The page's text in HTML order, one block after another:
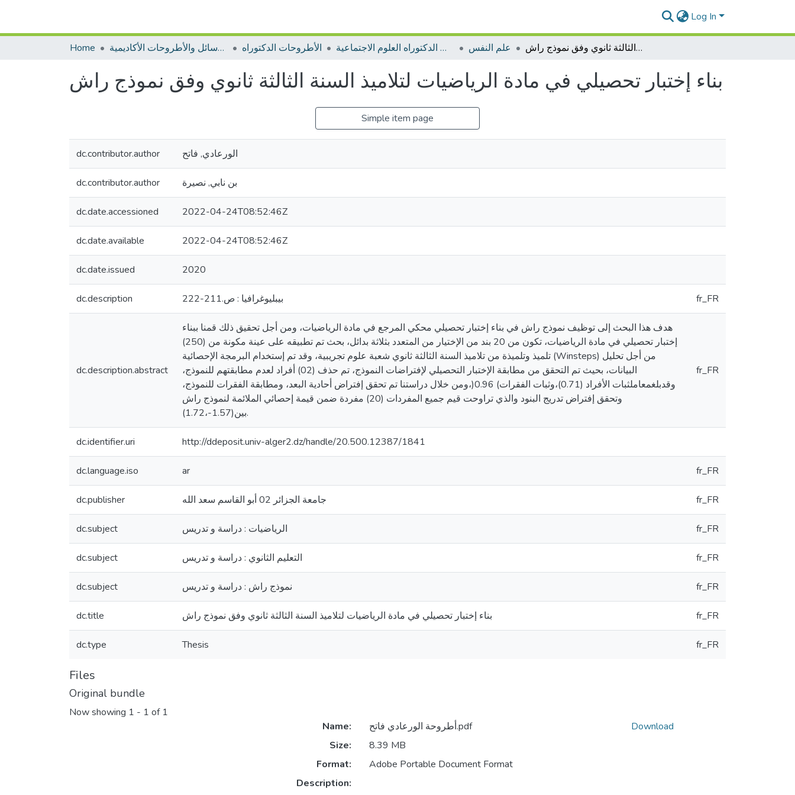
Log In
Home الرسائل والأطروحات الأكاديمية الأطروحات الدكتوراه الأطروحات الدكتوراه العلوم الاجتماعية علم النفس بناء إختبار تحصيلي في مادة الرياضيات لتلاميذ السنة الثالثة ثانوي وفق نموذج راش
بناء إختبار تحصيلي في مادة الرياضيات لتلاميذ السنة الثالثة ثانوي وفق نموذج راش
Simple item page
dc.contributor.author الورعادي, فاتح
dc.contributor.author بن نابي, نصيرة
dc.date.accessioned 2022-04-24T08:52:46Z
dc.date.available 2022-04-24T08:52:46Z
dc.date.issued 2020
dc.description بيبليوغرافيا : ص.211-222 fr_FR
dc.description.abstract
هدف هذا البحث إلى توظيف نموذج راش في بناء إختبار تحصيلي محكي المرجع في مادة الرياضيات، ومن أجل تحقيق ذلك قمنا ببناء
إختبار تحصيلي في مادة الرياضيات، تكون من 20 بند من الإختيار من المتعدد بثلاثة بدائل، بحث تم تطبيقه على عينة مكونة من (250)
تلميذ وتلميذة من تلاميذ السنة الثالثة ثانوي شعبة علوم تجريبية، وقد تم إستخدام البرمجة الإحصائية (Winsteps) من أجل تحليل
البيانات، بحيث تم التحقق من مطابقة الإختبار التحصيلي لإفتراضات النموذج، تم حذف (02) أفراد لعدم مطابقتهم للنموذج،
وقدبلغمعاملثبات الأفراد (0.71)،وثبات الفقرات) 0.96(،ومن خلال دراستنا تم تحقق إفتراض أحادية البعد، ومطابقة الفقرات للنموذج،
وتحقق إفتراض تدريج البنود والذي تراوحت قيم جميع المفردات (20) مفردة ضمن قيمة إحصائي الملائمة لنموذج راش
بين(1.57-،1.72).
fr_FR
dc.identifier.uri http://ddeposit.univ-alger2.dz/handle/20.500.12387/1841
dc.language.iso ar fr_FR
dc.publisher جامعة الجزائر 02 أبو القاسم سعد الله fr_FR
dc.subject الرياضيات : دراسة و تدريس fr_FR
dc.subject التعليم الثانوي : دراسة و تدريس fr_FR
dc.subject نموذج راش : دراسة و تدريس fr_FR
dc.title بناء إختبار تحصيلي في مادة الرياضيات لتلاميذ السنة الثالثة ثانوي وفق نموذج راش fr_FR
dc.type Thesis fr_FR
Files
Original bundle
Now showing 1 - 1 of 1
Name:
أطروحة الورعادي فاتح.pdf
Size:
8.39 MB
Format:
Adobe Portable Document Format
Description:
Download